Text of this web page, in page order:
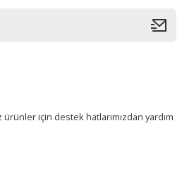
ürünler için destek hatlarımızdan yardım